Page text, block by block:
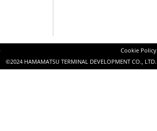
Cookie Policy
©2024 HAMAMATSU TERMINAL DEVELOPMENT CO., LTD.